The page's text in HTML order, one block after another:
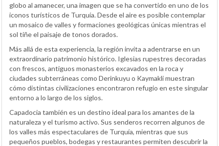
globo al amanecer, una imagen que se ha convertido en uno de los
iconos turísticos de Turquía. Desde el aire es posible contemplar
un mosaico de valles y formaciones geológicas únicas mientras el
sol tiñe el paisaje de tonos dorados.
Más allá de esta experiencia, la región invita a adentrarse en un
extraordinario patrimonio histórico. Iglesias rupestres decoradas
con frescos, antiguos monasterios excavados en la roca y
ciudades subterráneas como Derinkuyu o Kaymakli muestran
cómo distintas civilizaciones encontraron refugio en este singular
entorno a lo largo de los siglos.
Capadocia también es un destino ideal para los amantes de la
naturaleza y el turismo activo. Sus senderos recorren algunos de
los valles más espectaculares de Turquía, mientras que sus
pequeños pueblos, bodegas y restaurantes permiten descubrir la